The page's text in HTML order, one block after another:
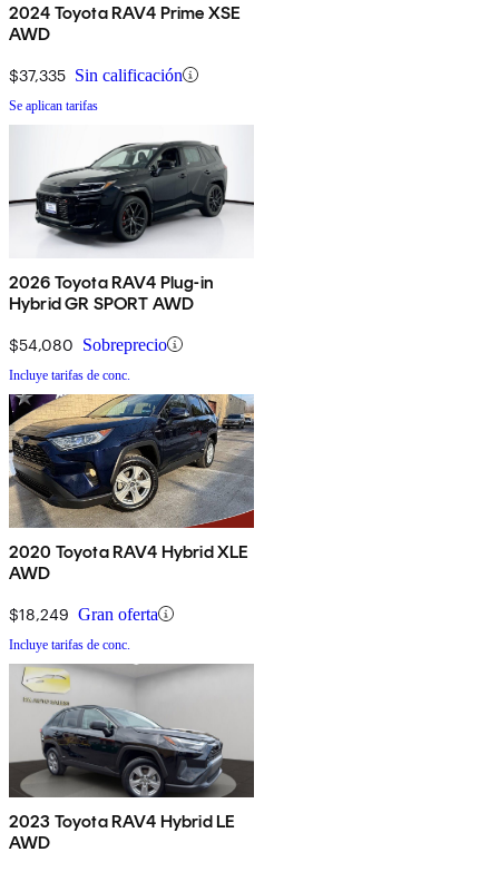
2024 Toyota RAV4 Prime XSE
AWD
$37,335 Sin calificación
Se aplican tarifas
2026 Toyota RAV4 Plug-in
Hybrid GR SPORT AWD
$54,080 Sobreprecio
Incluye tarifas de conc.
2020 Toyota RAV4 Hybrid XLE
AWD
$18,249 Gran oferta
Incluye tarifas de conc.
2023 Toyota RAV4 Hybrid LE
AWD